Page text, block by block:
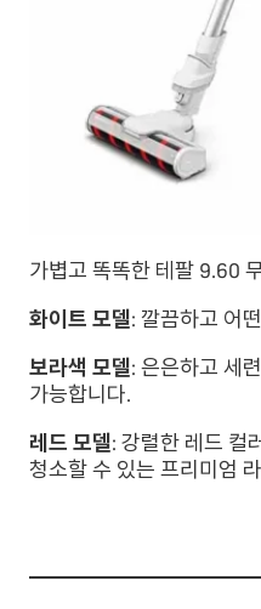
가볍고 똑똑한 테팔 9.60
화이트 모델: 깔끔하고 어
보라색 모델: 은은하고 세
가능합니다.
레드 모델: 강렬한 레드 컬
청소할 수 있는 프리미엄